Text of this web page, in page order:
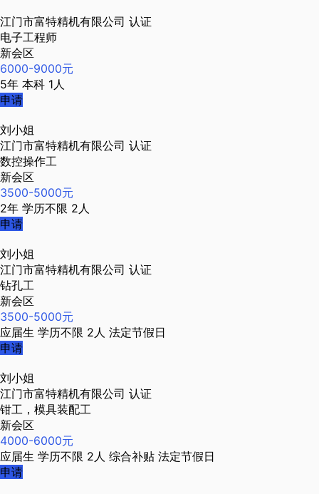
江门市富特精机有限公司 认证
电子工程师
新会区
6000-9000元
5年 本科 1人
申请
刘小姐
江门市富特精机有限公司 认证
数控操作工
新会区
3500-5000元
2年 学历不限 2人
申请
刘小姐
江门市富特精机有限公司 认证
钻孔工
新会区
3500-5000元
应届生 学历不限 2人 法定节假日
申请
刘小姐
江门市富特精机有限公司 认证
钳工，模具装配工
新会区
4000-6000元
应届生 学历不限 2人 综合补贴 法定节假日
申请